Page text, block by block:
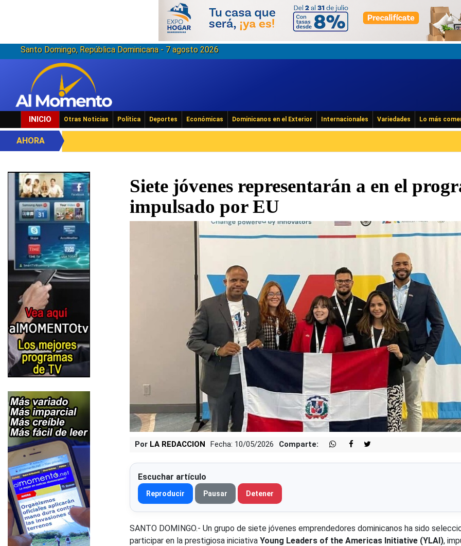
Santo Domingo, República Dominicana - 7 agosto 2026
INICIO Otras Noticias Política Deportes Económicas Dominicanos en el Exterior Internacionales Variedades Lo más
AHORA
Siete jóvenes representarán a en el
impulsado por EU
Por LA REDACCION Fecha: 10/05/2026 Comparte:
Escuchar artículo
Reproducir Pausar Detener
SANTO DOMINGO.- Un grupo de siete jóvenes emprendedores dominicanos ha sido
participar en la prestigiosa iniciativa Young Leaders of the Americas Initiative (YLAI),